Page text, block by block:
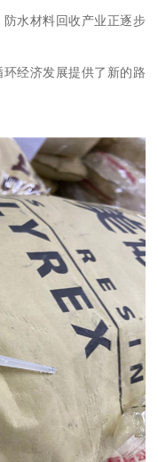
水材料回收产业正逐步
经济发展提供了新的路